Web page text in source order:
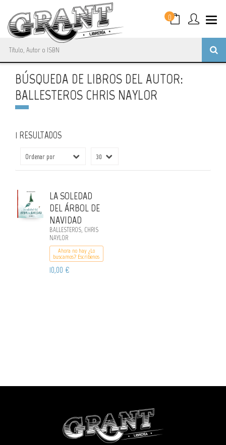
0
BÚSQUEDA DE LIBROS DEL AUTOR:
BALLESTEROS CHRIS NAYLOR
1 RESULTADOS
LA SOLEDAD
DEL ÁRBOL DE
NAVIDAD
BALLESTEROS, CHRIS
NAYLOR
Ahora no hay ¿Lo
buscamos? Escribenos
10,00 €